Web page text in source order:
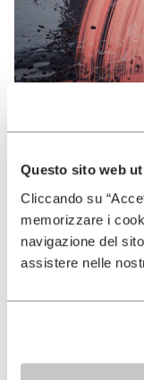
Questo sito web
Cliccando su
memorizzare i
navigazione del
assistere nelle
EN SAVOIR
Vibram Megagrip